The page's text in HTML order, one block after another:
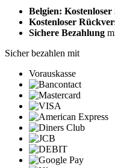
Belgien:
Kostenloser
Sichere Bezahlung
Sicher bezahlen mit
Vorauskasse